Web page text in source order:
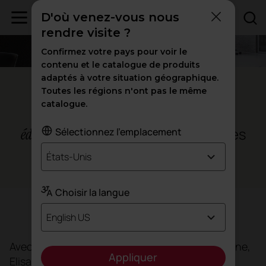
Madrid, Espagne
éducatifpour les industries créatives
L'éducation
Avec plus de six décennies d’histoire à Barcelone,
Elisava (École universitaire de design et
D'où venez-vous nous
rendre visite ?
Confirmez votre pays pour voir le
contenu et le catalogue de produits
adaptés à votre situation géographique.
Toutes les régions n'ont pas le même
catalogue.
Sélectionnez l'emplacement
États-Unis
Choisir la langue
English US
Appliquer